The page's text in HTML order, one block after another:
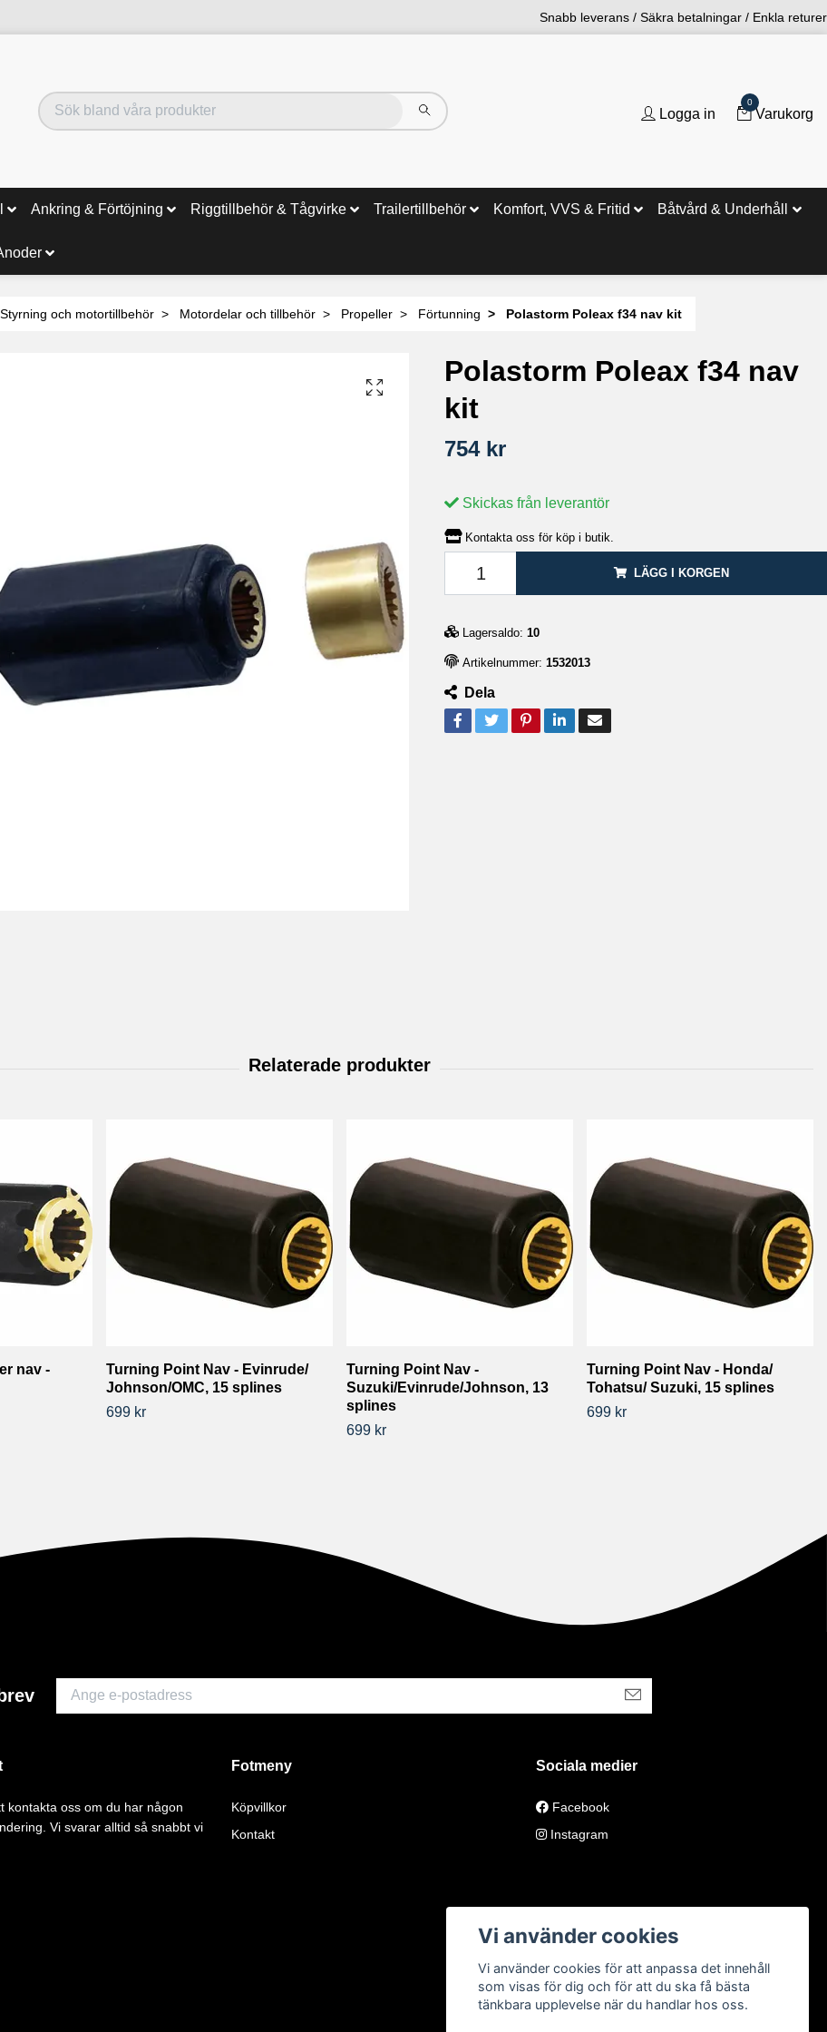
Snabb leverans / Säkra betalningar / Enkla returer
Logga in
0
Varukorg
Ankring & Förtöjning Riggtillbehör & Tågvirke Trailertillbehör Komfort, VVS & Fritid Båtvård & Underhåll
Styrning och motortillbehör Motordelar och tillbehör Propeller Förtunning Polastorm Poleax f34 nav kit
Polastorm Poleax f34 nav
kit
754 kr
Skickas från leverantör
Kontakta oss för köp i butik.
LÄGG I KORGEN
Lagersaldo: 10
Artikelnummer: 1532013
Dela
nav -
Turning Point Nav - Evinrude/
Johnson/OMC, 15 splines
699 kr
Turning Point Nav -
Suzuki/Evinrude/Johnson, 13
splines
699 kr
Turning Point Nav - Honda/
Tohatsu/ Suzuki, 15 splines
699 kr
kontakta oss om du har någon
Vi svarar alltid så snabbt vi
Fotmeny
Köpvillkor
Kontakt
Sociala medier
Facebook
Instagram
Vi använder cookies
Vi använder cookies för att anpassa det innehåll
som visas för dig och för att du ska få bästa
tänkbara upplevelse när du handlar hos oss.